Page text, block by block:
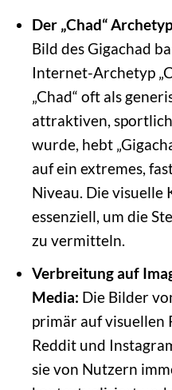
Der „Chad“
Bild des Gigachad
Internet-Archetyp
„Chad“ oft als
attraktiven,
wurde, hebt
auf ein extremes,
Niveau. Die visuelle
essenziell, um die
zu vermitteln.
Verbreitung auf
Media: Die Bilder
primär auf visuellen
Reddit und
sie von Nutzern